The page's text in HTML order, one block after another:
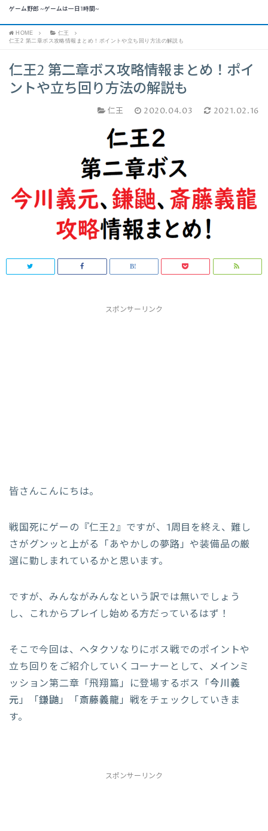
ゲーム野郎 ~ゲームは一日1時間~
HOME
仁王
仁王2 第二章ボス攻略情報まとめ！ポイントや立ち回り方法の解説も
仁王2 第二章ボス攻略情報まとめ！ポイ
ントや立ち回り方法の解説も
仁王 2020.04.03 2021.02.16
スポンサーリンク
皆さんこんにちは。
戦国死にゲーの『仁王2』ですが、1周目を終え、難し
さがグンッと上がる「あやかしの夢路」や装備品の厳
選に勤しまれているかと思います。
ですが、みんながみんなという訳では無いでしょう
し、これからプレイし始める方だっているはず！
そこで今回は、ヘタクソなりにボス戦でのポイントや
立ち回りをご紹介していくコーナーとして、メインミ
ッション第二章「飛翔篇」に登場するボス「今川義
元」「鎌鼬」「斎藤義龍」戦をチェックしていきま
す。
スポンサーリンク